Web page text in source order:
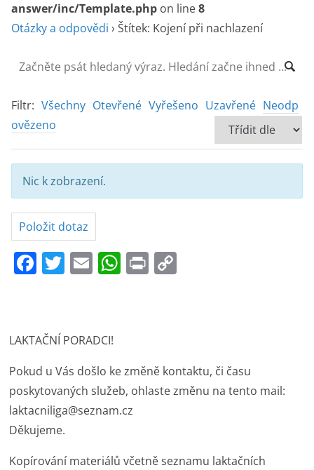
answer/inc/Template.php on line8
Otázky a odpovědi › Štítek: Kojení při nachlazení
Filtr: Všechny Otevřené Vyřešeno Uzavřené Neodp
ovězeno
Nic k zobrazení.
Položit dotaz
F
e
b
o
o
k
T
er
E
l
W
p
p
Pr
n
k
LAKTAČNÍ PORADCI!
Pokud u Vás došlo ke změně kontaktu, či času
poskytovaných služeb, ohlaste změnu na tento mail:
laktacniliga@seznam.cz
Děkujeme.
Kopírování materiálů včetně seznamu laktačních